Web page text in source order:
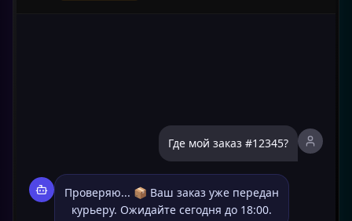
свяжется с вами в течение 15 минут
для бесплатного разбора.
+7 (900) 123-45-67